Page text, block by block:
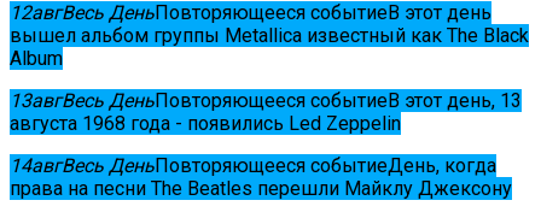
12авгВесь ДеньПовторяющееся событиеВ этот день
вышел альбом группы Metallica известный как The Black
Album
13авгВесь ДеньПовторяющееся событиеВ этот день, 13
августа 1968 года - появились Led Zeppelin
14авгВесь ДеньПовторяющееся событиеДень, когда
права на песни The Beatles перешли Майклу Джексону